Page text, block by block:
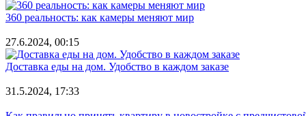
360 реальность: как камеры меняют мир
27.6.2024, 00:15
Доставка еды на дом. Удобство в каждом заказе
31.5.2024, 17:33